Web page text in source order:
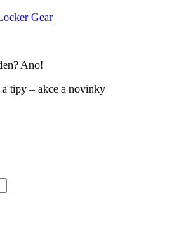
Gear
Ano!
a tipy – akce a novinky